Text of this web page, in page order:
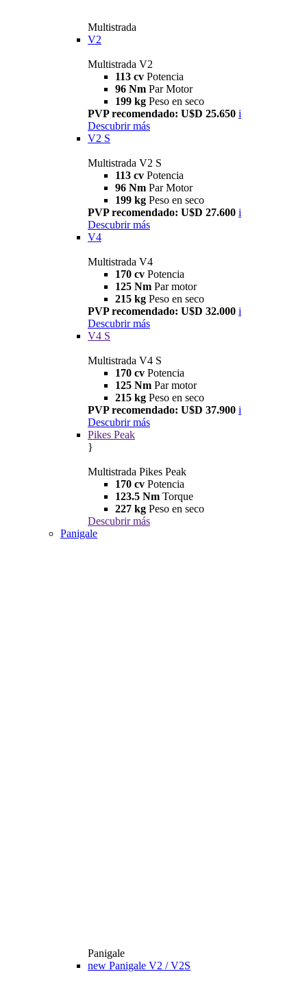
Multistrada
V2
Multistrada V2
113 cv Potencia
96 Nm Par Motor
199 kg Peso en seco
PVP recomendado: U$D 25.650 i
Descubrir más
V2 S
Multistrada V2 S
113 cv Potencia
96 Nm Par Motor
199 kg Peso en seco
PVP recomendado: U$D 27.600 i
Descubrir más
V4
Multistrada V4
170 cv Potencia
125 Nm Par motor
215 kg Peso en seco
PVP recomendado: U$D 32.000 i
Descubrir más
V4 S
Multistrada V4 S
170 cv Potencia
125 Nm Par motor
215 kg Peso en seco
PVP recomendado: U$D 37.900 i
Descubrir más
Pikes Peak
}
Multistrada Pikes Peak
170 cv Potencia
123.5 Nm Torque
227 kg Peso en seco
Descubrir más
Panigale
Panigale
new Panigale V2 / V2S